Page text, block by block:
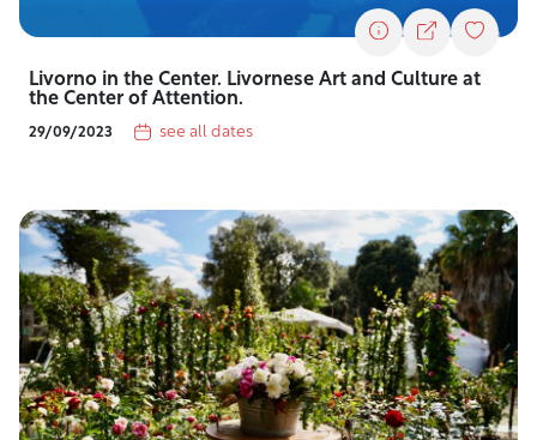
Livorno in the Center. Livornese Art and Culture at
the Center of Attention.
29/09/2023 see all dates